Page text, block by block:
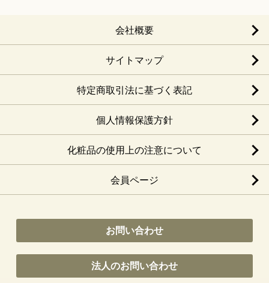
会社概要
サイトマップ
特定商取引法に基づく表記
個人情報保護方針
化粧品の使用上の注意について
会員ページ
お問い合わせ
法人のお問い合わせ